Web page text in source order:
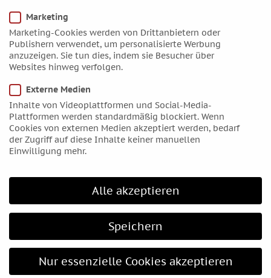
Juli 2016
Juni 2016
April 2016
März 2016
Februar 2016
Januar 2016
September 2015
Juli 2015
Juni 2015
Marketing
Marketing-Cookies werden von Drittanbietern oder
Publishern verwendet, um personalisierte Werbung
anzuzeigen. Sie tun dies, indem sie Besucher über
Websites hinweg verfolgen.
Externe Medien
Inhalte von Videoplattformen und Social-Media-
Plattformen werden standardmäßig blockiert. Wenn
Cookies von externen Medien akzeptiert werden, bedarf
der Zugriff auf diese Inhalte keiner manuellen
Einwilligung mehr.
Alle akzeptieren
Speichern
Nur essenzielle Cookies akzeptieren